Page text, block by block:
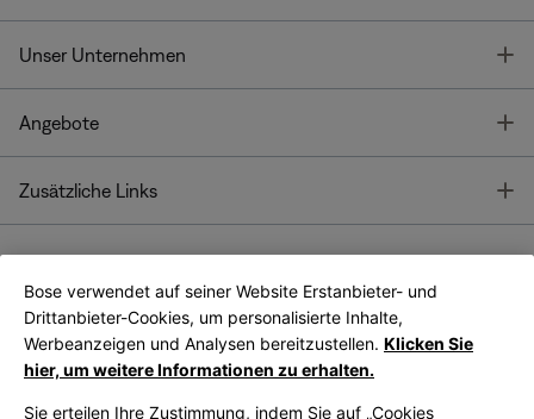
Unser Unternehmen
Angebote
Zusätzliche Links
Bose App
Bose Connect
App
Bose verwendet auf seiner Website Erstanbieter- und
Drittanbieter-Cookies, um personalisierte Inhalte,
Werbeanzeigen und Analysen bereitzustellen. Klicken Sie
hier, um weitere Informationen zu erhalten.
Sie erteilen Ihre Zustimmung, indem Sie auf „Cookies